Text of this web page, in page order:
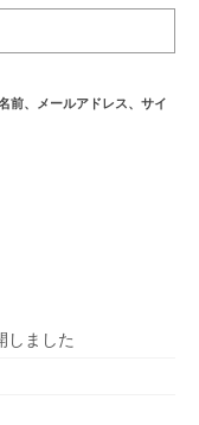
前、メールアドレス、サイ
しました